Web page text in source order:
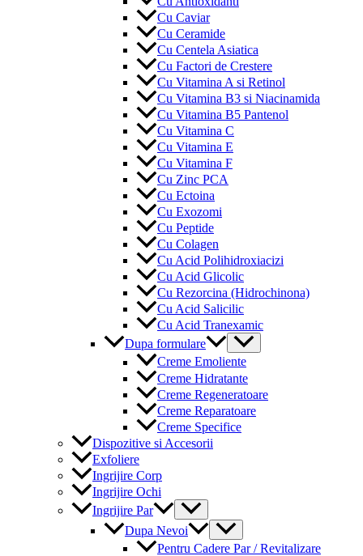
Cu Caviar
Cu Ceramide
Cu Centela Asiatica
Cu Factori de Crestere
Cu Vitamina A si Retinol
Cu Vitamina B3 si Niacinamida
Cu Vitamina B5 Pantenol
Cu Vitamina C
Cu Vitamina E
Cu Vitamina F
Cu Zinc PCA
Cu Ectoina
Cu Exozomi
Cu Peptide
Cu Colagen
Cu Acid Polihidroxiacizi
Cu Acid Glicolic
Cu Rezorcina (Hidrochinona)
Cu Acid Salicilic
Cu Acid Tranexamic
Dupa formulare
Menu
Toggle
Creme Emoliente
Creme Hidratante
Creme Regeneratoare
Creme Reparatoare
Creme Specifice
Dispozitive si Accesorii
Exfoliere
Ingrijire Corp
Ingrijire Ochi
Ingrijire Par
Menu
Toggle
Dupa Nevoi
Menu
Toggle
Pentru Cadere Par / Revitalizare